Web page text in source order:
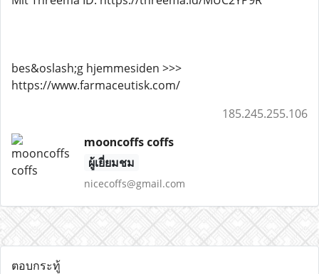
bes&oslash;g hjemmesiden >>>
https://www.farmaceutisk.com/
185.245.255.106
mooncoffs coffs
ผู้เยี่ยมชม
nicecoffs@gmail.com
ตอบกระทู้